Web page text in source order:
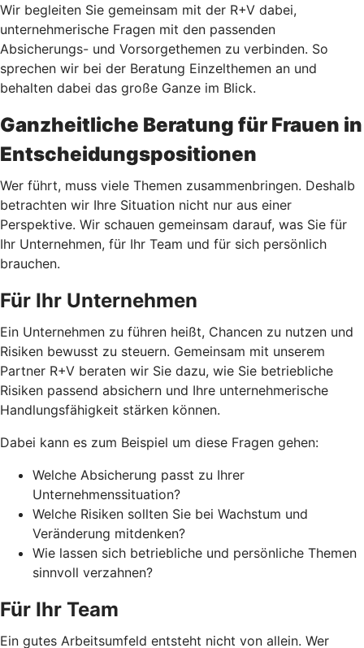
Wir begleiten Sie gemeinsam mit der R+V dabei,
unternehmerische Fragen mit den passenden
Absicherungs- und Vorsorgethemen zu verbinden. So
sprechen wir bei der Beratung Einzelthemen an und
behalten dabei das große Ganze im Blick.
Ganzheitliche Beratung für Frauen in
Entscheidungspositionen
Wer führt, muss viele Themen zusammenbringen. Deshalb
betrachten wir Ihre Situation nicht nur aus einer
Perspektive. Wir schauen gemeinsam darauf, was Sie für
Ihr Unternehmen, für Ihr Team und für sich persönlich
brauchen.
Für Ihr Unternehmen
Ein Unternehmen zu führen heißt, Chancen zu nutzen und
Risiken bewusst zu steuern. Gemeinsam mit unserem
Partner R+V beraten wir Sie dazu, wie Sie betriebliche
Risiken passend absichern und Ihre unternehmerische
Handlungsfähigkeit stärken können.
Dabei kann es zum Beispiel um diese Fragen gehen:
Welche Absicherung passt zu Ihrer
Unternehmenssituation?
Welche Risiken sollten Sie bei Wachstum und
Veränderung mitdenken?
Wie lassen sich betriebliche und persönliche Themen
sinnvoll verzahnen?
Für Ihr Team
Ein gutes Arbeitsumfeld entsteht nicht von allein. Wer